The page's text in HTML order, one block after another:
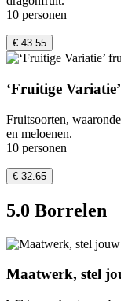
10 personen
€ 43.55
‘Fruitige
Fruitsoorten,
en meloenen.
10 personen
€ 32.65
5.0 Borrelen
Maatwerk, stel